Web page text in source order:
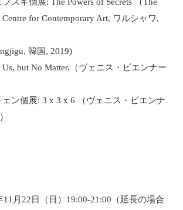
for Contemporary Art, ワルシャワ,
韓国, 2019)
Us, but No Matter.（ヴェニス・ビエンナー
ン個展: 3 x 3 x 6 （ヴェニス・ビエンナ
11月22日（日）19:00-21:00（延長の場合